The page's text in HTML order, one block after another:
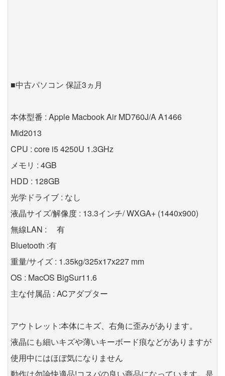
■中古パソコン 保証3ヵ月
本体型番 : Apple Macbook Air MD760J/A A1466
Mid2013
CPU : core i5 4250U 1.3GHz
メモリ : 4GB
HDD : 128GB
光学ドライブ : なし
液晶サイズ/解像度 : 13.3インチ/ WXGA+ (1440x900)
無線LAN : 有
Bluetooth :有
重量/サイズ : 1.35kg/325x17x227 mm
OS : MacOS BigSur11.6
主な付属品 : ACアダプター
アウトレット:本体にキズ、右角に歪みがあります。
液晶にも細いキズや薄いキーボード痕などがありますが
使用中にはほぼ気になりません